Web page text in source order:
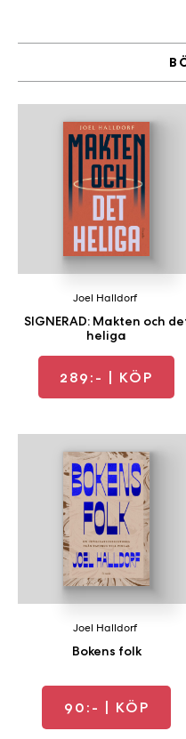
SIGNERAD: Makten och
heliga
Joel Halldorf
289:- | KÖP
Bokens folk
Joel Halldorf
90:- | KÖP